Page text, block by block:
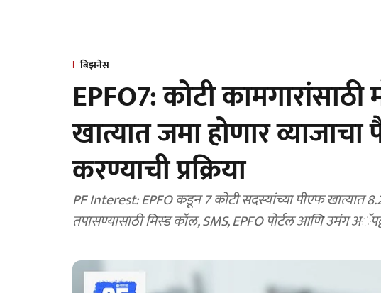
बिझनेस
EPFO7: कोटी
खात्यात जमा होणार
करण्याची प्रक्रिया
PF Interest: EPFO कडून 7 कोटी सदस्यांच्या पीएफ खात्यात
तपासण्यासाठी मिस्ड कॉल, SMS, EPFO पोर्टल आणि उमंग